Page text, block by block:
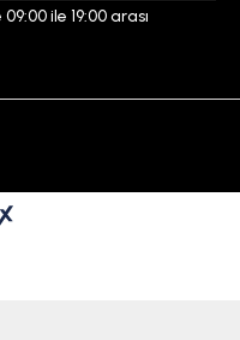
ile 19:00 arası